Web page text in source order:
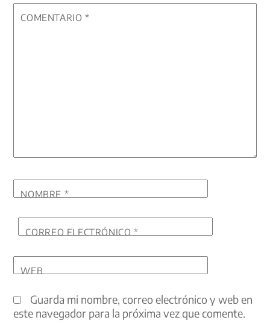
COMENTARIO*
NOMBRE *
CORREO ELECTRÓNICO*
WEB
Guarda mi nombre, correo electrónico y web en
este navegador para la próxima vez que comente.